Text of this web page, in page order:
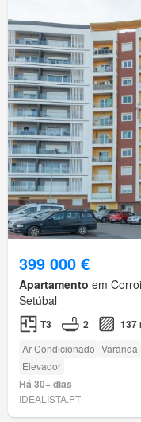
399 000 €
Apartamento em
Setúbal
T3 2 137
Ar Condicionado Varanda
Elevador
Há 30+ dias
IDEALISTA.PT